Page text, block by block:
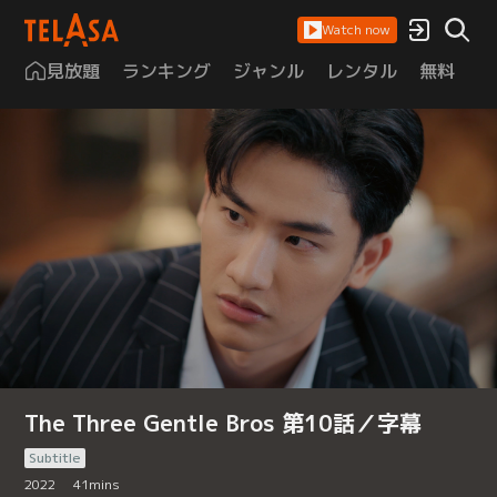
Watch now
見放題 ランキング ジャンル レンタル 無料
The Three Gentle Bros 第10話／字幕
Subtitle
2022
41mins